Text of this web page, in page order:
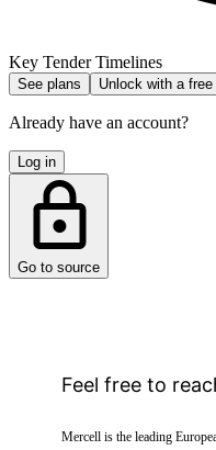
Key Tender Timelines
See plans Unlock with a free
Already have an account?
Log in
Go to source
Feel free to
Mercell is the leading